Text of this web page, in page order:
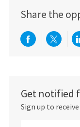
Share the
Share viaShare
Get notified
Sign up to